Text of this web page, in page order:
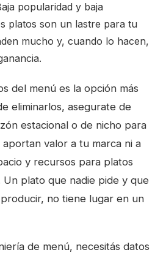
popularidad y baja
platos son un lastre para tu
mucho y, cuando lo hacen,
del menú es la opción más
eliminarlos, asegurate de
estacional o de nicho para
aportan valor a tu marca ni a
y recursos para platos
Un plato que nadie pide y que
no tiene lugar en un
de menú, necesitás datos